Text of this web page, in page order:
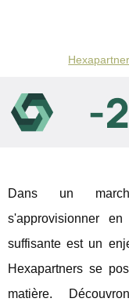
Dans un
s'approvisionner
suffisante est un
Hexapartners se
matière.